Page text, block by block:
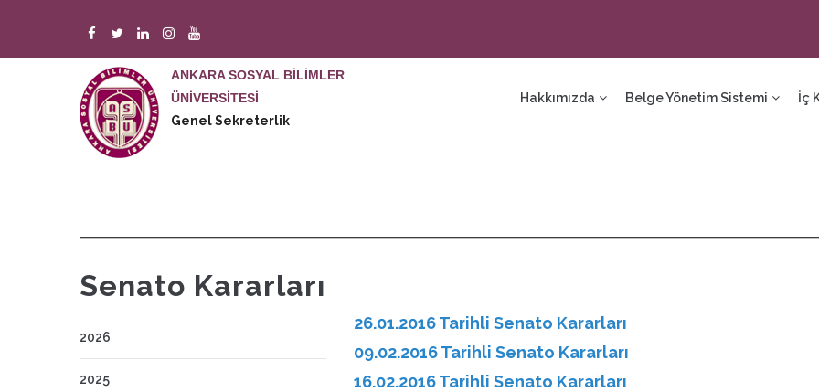
atla
ANKARA SOSYAL BİLİMLER
ÜNİVERSİTESİ
Genel Sekreterlik
Hakkımızda Belge Yönetim Sistemi İç
26.01.2016 Tarihli Senato Kararları
09.02.2016 Tarihli Senato Kararları
16.02.2016 Tarihli Senato Kararları
Senato Kararları
2026
2025